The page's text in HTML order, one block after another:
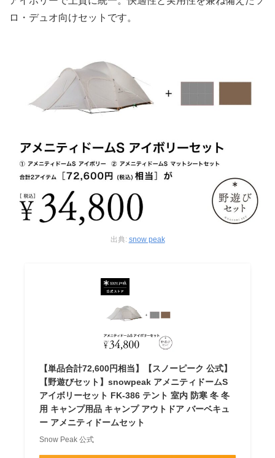
ロ・デュオ向けセットです。
出典: snow peak
【単品合計72,600円相当】【スノーピーク 公式】
【野遊びセット】snowpeak アメニティドームS
アイボリーセット FK-386 テント 室内 防寒 冬 冬
用 キャンプ用品 キャンプ アウトドア バーベキュ
ー アメニティドームセット
Snow Peak 公式